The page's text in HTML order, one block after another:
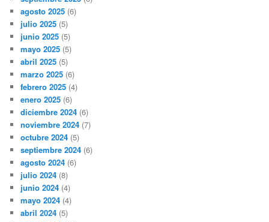
agosto 2025 (6)
julio 2025 (5)
junio 2025 (5)
mayo 2025 (5)
abril 2025 (5)
marzo 2025 (6)
febrero 2025 (4)
enero 2025 (6)
diciembre 2024 (6)
noviembre 2024 (7)
octubre 2024 (5)
septiembre 2024 (6)
agosto 2024 (6)
julio 2024 (8)
junio 2024 (4)
mayo 2024 (4)
abril 2024 (5)